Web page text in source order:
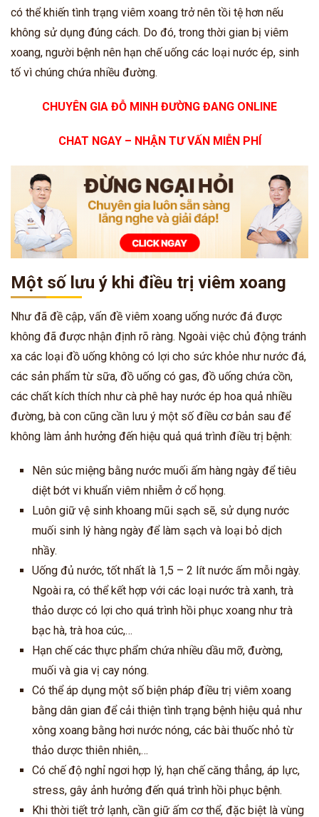
có thể khiến tình trạng viêm xoang trở nên tồi tệ hơn nếu
không sử dụng đúng cách. Do đó, trong thời gian bị viêm
xoang, người bệnh nên hạn chế uống các loại nước ép, sinh
tố vì chúng chứa nhiều đường.
CHUYÊN GIA ĐỖ MINH ĐƯỜNG ĐANG ONLINE
CHAT NGAY – NHẬN TƯ VẤN MIỄN PHÍ
Một số lưu ý khi điều trị viêm xoang
Như đã đề cập, vấn đề viêm xoang uống nước đá được
không đã được nhận định rõ ràng. Ngoài việc chủ động tránh
xa các loại đồ uống không có lợi cho sức khỏe như nước đá,
các sản phẩm từ sữa, đồ uống có gas, đồ uống chứa cồn,
các chất kích thích như cà phê hay nước ép hoa quả nhiều
đường, bà con cũng cần lưu ý một số điều cơ bản sau để
không làm ảnh hưởng đến hiệu quả quá trình điều trị bệnh:
Nên súc miệng bằng nước muối ấm hàng ngày để tiêu
diệt bớt vi khuẩn viêm nhiễm ở cổ họng.
Luôn giữ vệ sinh khoang mũi sạch sẽ, sử dụng nước
muối sinh lý hàng ngày để làm sạch và loại bỏ dịch
nhầy.
Uống đủ nước, tốt nhất là 1,5 – 2 lít nước ấm mỗi ngày.
Ngoài ra, có thể kết hợp với các loại nước trà xanh, trà
thảo dược có lợi cho quá trình hồi phục xoang như trà
bạc hà, trà hoa cúc,…
Hạn chế các thực phẩm chứa nhiều dầu mỡ, đường,
muối và gia vị cay nóng.
Có thể áp dụng một số biện pháp điều trị viêm xoang
bằng dân gian để cải thiện tình trạng bệnh hiệu quả như
xông xoang bằng hơi nước nóng, các bài thuốc nhỏ từ
thảo dược thiên nhiên,…
Có chế độ nghỉ ngơi hợp lý, hạn chế căng thẳng, áp lực,
stress, gây ảnh hưởng đến quá trình hồi phục bệnh.
Khi thời tiết trở lạnh, cần giữ ấm cơ thể, đặc biệt là vùng